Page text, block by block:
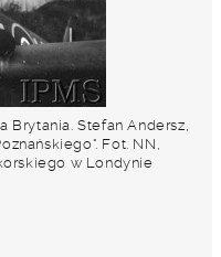
Brytania. Stefan Andersz,
Fot. NN,
w Londynie